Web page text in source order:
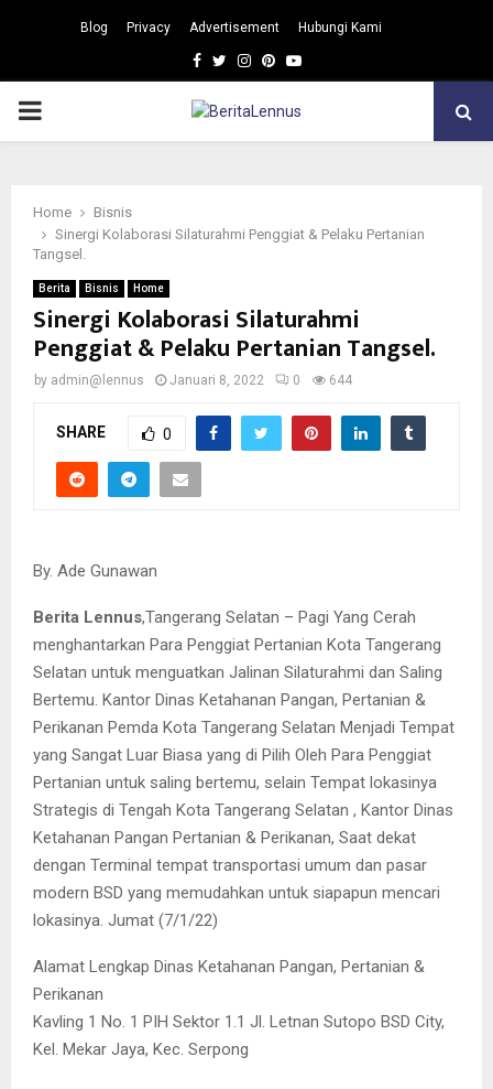
Blog Privacy Advertisement Hubungi Kami
Facebook
TwitterInstagram
Pinterest
Youtube
PRIMARY
Home
Bisnis
Sinergi Kolaborasi Silaturahmi Penggiat & Pelaku Pertanian
Tangsel.
Berita Bisnis Home
Sinergi Kolaborasi Silaturahmi
Penggiat & Pelaku Pertanian Tangsel.
by admin@lennus Januari 8, 2022 0 644
SHARE 0
By. Ade Gunawan
Berita Lennus,Tangerang Selatan – Pagi Yang Cerah
menghantarkan Para Penggiat Pertanian Kota Tangerang
Selatan untuk menguatkan Jalinan Silaturahmi dan Saling
Bertemu. Kantor Dinas Ketahanan Pangan, Pertanian &
Perikanan Pemda Kota Tangerang Selatan Menjadi Tempat
yang Sangat Luar Biasa yang di Pilih Oleh Para Penggiat
Pertanian untuk saling bertemu, selain Tempat lokasinya
Strategis di Tengah Kota Tangerang Selatan , Kantor Dinas
Ketahanan Pangan Pertanian & Perikanan, Saat dekat
dengan Terminal tempat transportasi umum dan pasar
modern BSD yang memudahkan untuk siapapun mencari
lokasinya. Jumat (7/1/22)
Alamat Lengkap Dinas Ketahanan Pangan, Pertanian &
Perikanan
Kavling 1 No. 1 PIH Sektor 1.1 Jl. Letnan Sutopo BSD City,
Kel. Mekar Jaya, Kec. Serpong